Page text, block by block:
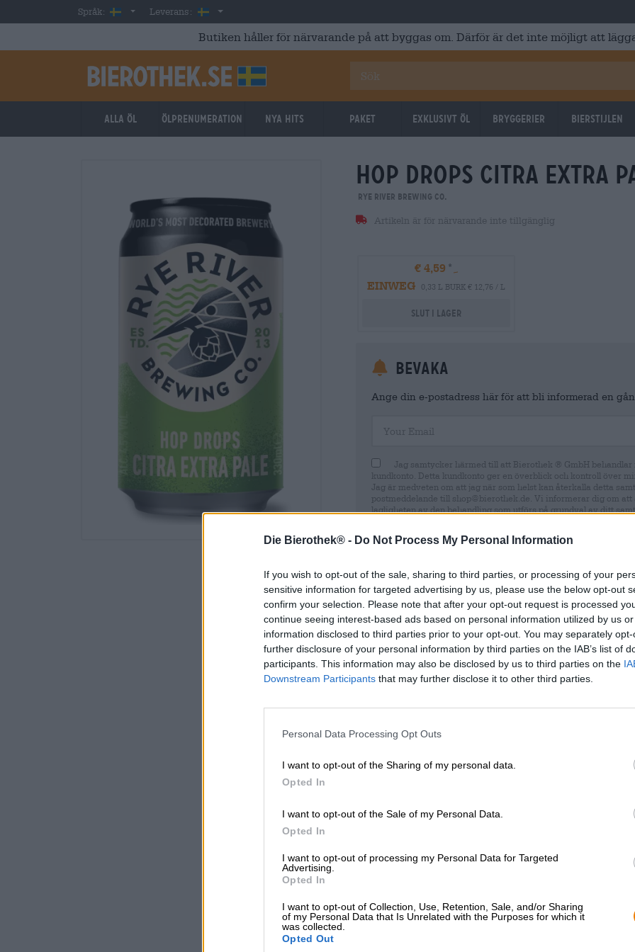
Die Bierothek® - Do Not Process My Personal Information
If you wish to opt-out of the sale, sharing to third parties, or processing of your
sensitive information for targeted advertising by us, please use the below opt-out
confirm your selection. Please note that after your opt-out request is processed
continue seeing interest-based ads based on personal information utilized by us
information disclosed to third parties prior to your opt-out. You may separately
further disclosure of your personal information by third parties on the IAB’s list of
participants. This information may also be disclosed by us to third parties on the
Downstream Participants that may further disclose it to other third parties.
Personal Data Processing Opt Outs
I want to opt-out of the Sharing of my personal data.
Opted In
I want to opt-out of the Sale of my Personal Data.
Opted In
I want to opt-out of processing my Personal Data for Targeted
Advertising.
Opted In
I want to opt-out of Collection, Use, Retention, Sale, and/or Sharing
of my Personal Data that Is Unrelated with the Purposes for which it
was collected.
Opted Out
Skip to main content
Språk: SwedishLeverans: Sverige
Butiken håller för närvarande på att byggas om. Därför är det inte möjligt att
Alla öl ölprenumeration Nya hits Paket Exklusivt Öl Bryggerier Bierstijlen
hop drops citra extra
Rye River Brewing Co.
Artikeln är för närvarande inte tillgänglig
€ 4,59
EINWEG
0,33 L BURK € 12,76 / L
Slut i lager
Bevaka
Ange din e-postadress här för att bli informerad en
Jag samtycker härmed till att Bierothek ® GmbH
kundkonto. Detta kundkonto ger en överblick och kontroll över
Jag är medveten om att jag när som helst kan återkalla detta
postmeddelande till shop@bierothek.de. Vi informerar dig om
lagligheten av den behandling som utförs på grundval av ditt
* Priserna inkluderar lagstadgad moms. Plus Frakt
* Priserna inkluderar punktskatt
Beskrivning Information Recensioner(0)
Citra är en amerikansk humlesort som släpptes i slutet
redan vuxit ur sin linda och i Europa nådde nyheterna
fortfarande en av favoriterna hos många
andra stilar av modern bryggning. Aromhumlen
kännetecknas av en distinkt citrusrepertoar, vilket
bryggningen saftiga och syrliga toner av grapefrukt,
Det irländska bryggeriet Rye River Brewing har tagit
prisbelönt öl av den. Deras Hop Drops Citra Extra Pale
Humle Drops Citra presenterar sig i det delikata
det: syrliga citrusnoter, örter och blommig humle fyller
uppfriskande och låter en bukett av nyklippt gräs,
En balanserad beska avrundar ölnjutningen perfekt.